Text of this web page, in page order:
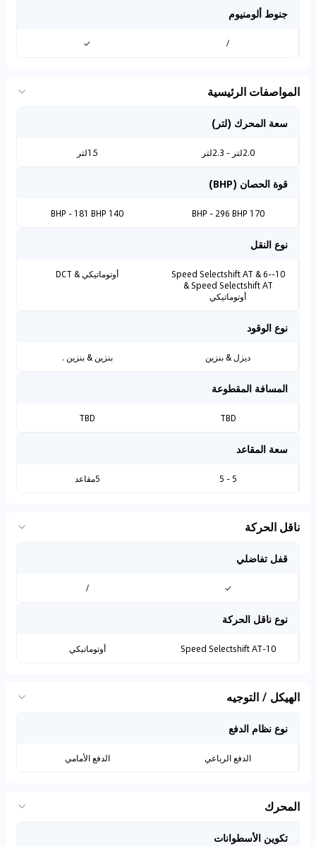
جنوط ألومنيوم
/
✓
المواصفات الرئيسية
سعة المحرك (لتر)
2.0لتر - 2.3لتر 1.5لتر
قوة الحصان (BHP)
170 BHP - 296 BHP
140 BHP - 181 BHP
نوع النقل
10-Speed Selectshift AT & 6-
Speed Selectshift AT &
أوتوماتيكي
أوتوماتيكي & DCT
نوع الوقود
ديزل & بنزين بنزين & بنزين .
المسافة المقطوعة
TBD
TBD
سعة المقاعد
5 - 5 5مقاعد
ناقل الحركة
قفل تفاضلي
✓
/
نوع ناقل الحركة
10-Speed Selectshift AT أوتوماتيكي
الهيكل / التوجيه
نوع نظام الدفع
الدفع الرباعي الدفع الأمامي
المحرك
تكوين الأسطوانات